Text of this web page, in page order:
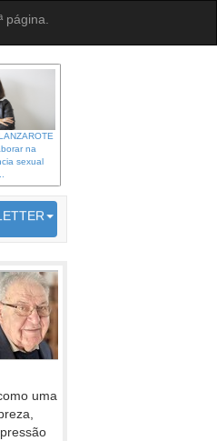
página.
na
sexual
uma